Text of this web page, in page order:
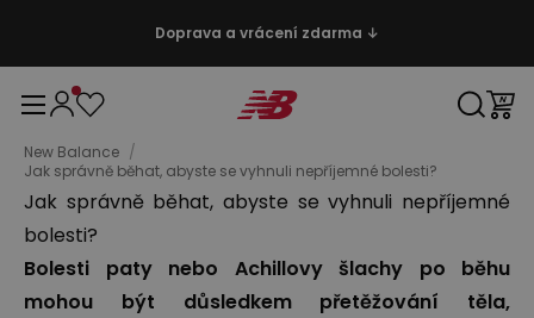
Doprava a vrácení zdarma ↓
New Balance /
Jak správně běhat, abyste se vyhnuli nepříjemné bolesti?
Jak správně běhat, abyste se vyhnuli nepříjemné
bolesti?
Bolesti paty nebo Achillovy šlachy po běhu
mohou být důsledkem přetěžování těla,